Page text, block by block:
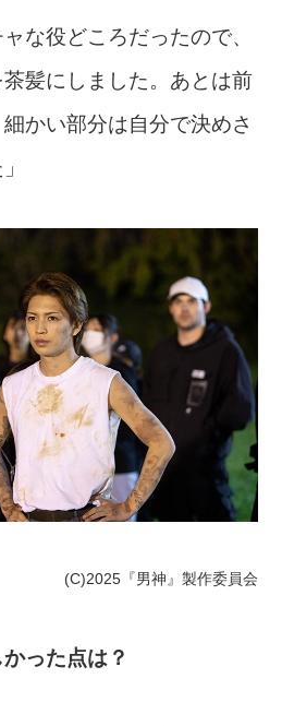
な役どころだったので、
髪にしました。あとは前
かい部分は自分で決めさ
(C)2025『男神』製作委員会
った点は？